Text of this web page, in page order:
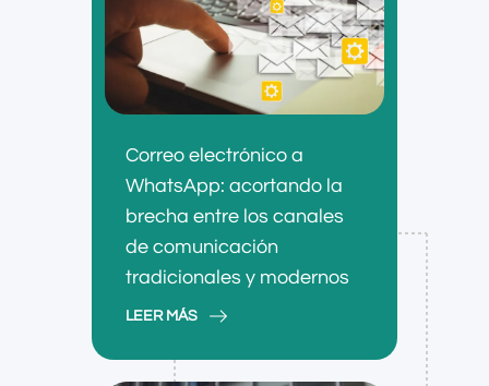
Correo electrónico a
WhatsApp: acortando la
brecha entre los canales
de comunicación
tradicionales y modernos
LEER MÁS